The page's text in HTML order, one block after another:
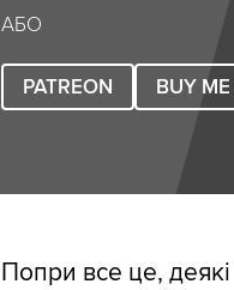
АБО
PATREON BUY
Попри все це,